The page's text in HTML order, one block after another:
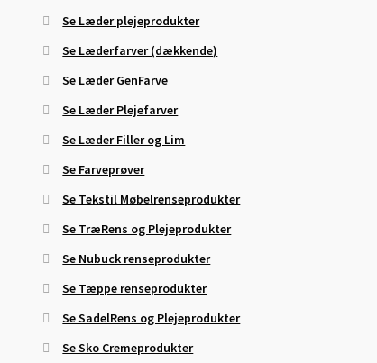
Se Læder plejeprodukter
Se Læderfarver (dækkende)
Se Læder GenFarve
Se Læder Plejefarver
Se Læder Filler og Lim
Se Farveprøver
Se Tekstil Møbelrenseprodukter
Se TræRens og Plejeprodukter
Se Nubuck renseprodukter
Se Tæppe renseprodukter
Se SadelRens og Plejeprodukter
Se Sko Cremeprodukter